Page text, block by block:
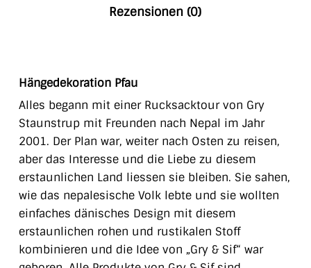
Rezensionen (0)
Hängedekoration Pfau
Alles begann mit einer Rucksacktour von Gry
Staunstrup mit Freunden nach Nepal im Jahr
2001. Der Plan war, weiter nach Osten zu reisen,
aber das Interesse und die Liebe zu diesem
erstaunlichen Land liessen sie bleiben. Sie sahen,
wie das nepalesische Volk lebte und sie wollten
einfaches dänisches Design mit diesem
erstaunlichen rohen und rustikalen Stoff
kombinieren und die Idee von „Gry & Sif“ war